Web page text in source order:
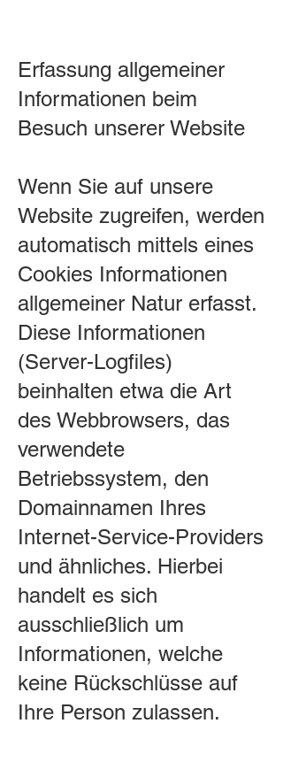
Erfassung allgemeiner
Informationen beim
Besuch unserer Website
Wenn Sie auf unsere
Website zugreifen, werden
automatisch mittels eines
Cookies Informationen
allgemeiner Natur erfasst.
Diese Informationen
(Server-Logfiles)
beinhalten etwa die Art
des Webbrowsers, das
verwendete
Betriebssystem, den
Domainnamen Ihres
Internet-Service-Providers
und ähnliches. Hierbei
handelt es sich
ausschließlich um
Informationen, welche
keine Rückschlüsse auf
Ihre Person zulassen.